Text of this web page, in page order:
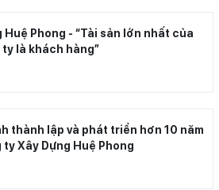
Huệ Phong - “Tài sản lớn nhất của
là khách hàng”
thành lập và phát triển hơn 10 năm
Xây Dựng Huệ Phong